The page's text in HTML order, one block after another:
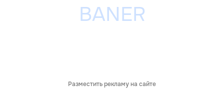
Разместить рекламу на сайте